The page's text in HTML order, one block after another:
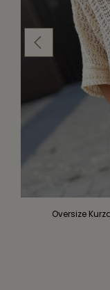
Oversize